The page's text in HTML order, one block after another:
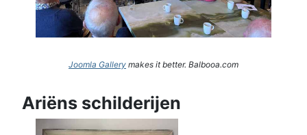
Joomla Gallery makes it better. Balbooa.com
Ariëns schilderijen